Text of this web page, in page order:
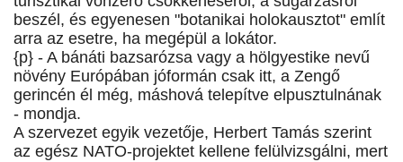
beszél, és egyenesen "botanikai holokausztot" említ
arra az esetre, ha megépül a lokátor.
{p} - A bánáti bazsarózsa vagy a hölgyestike nevű
növény Európában jóformán csak itt, a Zengő
gerincén él még, máshová telepítve elpusztulnának
- mondja.
A szervezet egyik vezetője, Herbert Tamás szerint
az egész NATO-projektet kellene felülvizsgálni, mert